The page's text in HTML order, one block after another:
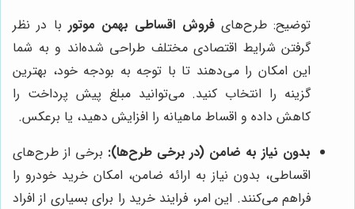
توضیح: طرح‌هایفروش اقساطی بهمن موتور با در نظر
گرفتن شرایط اقتصادی مختلف طراحی شده‌اند و به شما
این امکان را می‌دهند تا با توجه به بودجه خود، بهترین
گزینه را انتخاب کنید. می‌توانید مبلغ پیش پرداخت را
کاهش داده و اقساط ماهیانه را افزایش دهید، یا برعکس.
بدون نیاز به ضامن (در برخی طرح‌ها): برخی از طرح‌های
اقساطی، بدون نیاز به ارائه ضامن، امکان خرید خودرو را
فراهم می‌کنند. این امر، فرایند خرید را برای بسیاری از افراد